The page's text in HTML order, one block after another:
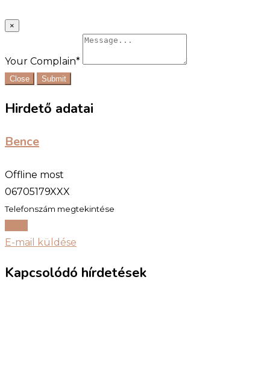
×
Your Complain*
Close Submit
Hirdető adatai
Bence
Offline most
06705179XXX
Telefonszám megtekintése
E-mail küldése
Kapcsolódó hírdetések